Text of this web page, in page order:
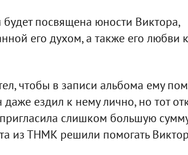
посвящена юности Виктора,
его духом, а также его любви
чтобы в записи альбома ему
ездил к нему лично, но тот
слишком большую
из ТНМК решили помогать